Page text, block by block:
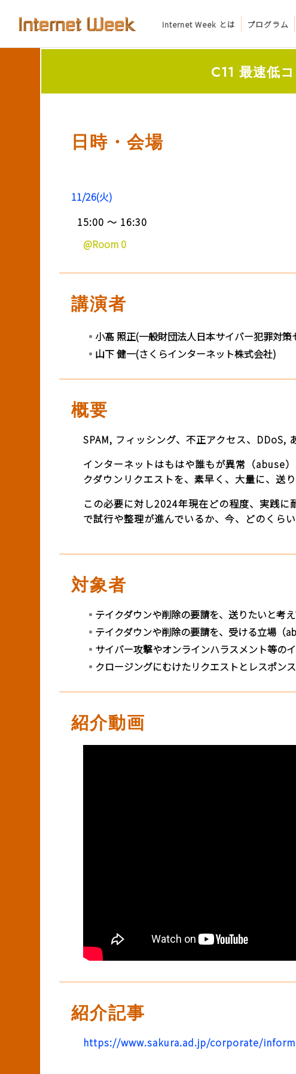
Internet Week とは プログラム
Internet Week とは
主催・後援・委員
C11 最速低
日時・会場
11/26(火)
15:00 ～ 16:30
@Room 0
講演者
小髙 照正(一般財団法人日本サイバー犯罪対策
山下 健一(さくらインターネット株式会社)
概要
SPAM, フィッシング、不正アクセス、DDoS,
インターネットはもはや誰もが異常（abuse
クダウンリクエストを、素早く、大量に、送
この必要に対し2024年現在どの程度、実践
で試行や整理が進んでいるか、今、どのくら
対象者
テイクダウンや削除の要請を、送りたいと考
テイクダウンや削除の要請を、受ける立場（
サイバー攻撃やオンラインハラスメント等の
クロージングにむけたリクエストとレスポン
紹介動画
紹介記事
https://www.sakura.ad.jp/corporate/